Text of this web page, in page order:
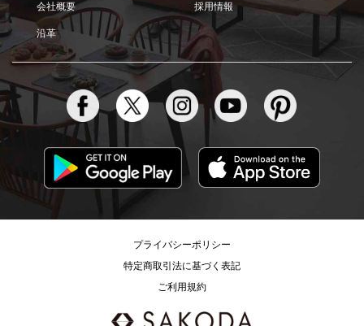
会社概要 採用情報
沿革
プライバシーポリシー
特定商取引法に基づく表記
ご利用規約